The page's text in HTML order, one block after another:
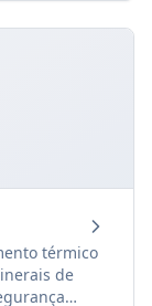
e não-
ou
térmico
de